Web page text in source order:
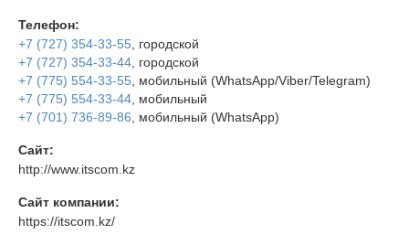
Телефон:
+7 (727) 354-33-55 , городской
+7 (727) 354-33-44 , городской
+7 (775) 554-33-55 , мобильный (WhatsApp/Viber/Telegram)
+7 (775) 554-33-44 , мобильный
+7 (701) 736-89-86 , мобильный (WhatsApp)
Сайт:
http://www.itscom.kz
Сайт компании:
https://itscom.kz/